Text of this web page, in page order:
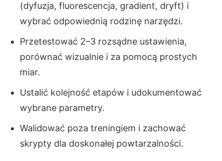
(dyfuzja, fluorescencja, gradient, dryft) i
wybrać odpowiednią rodzinę narzędzi.
Przetestować 2–3 rozsądne ustawienia,
porównać wizualnie i za pomocą prostych
miar.
Ustalić kolejność etapów i udokumentować
wybrane parametry.
Walidować poza treningiem i zachować
skrypty dla doskonałej powtarzalności.